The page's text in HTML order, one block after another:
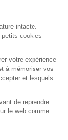
intacte.
petits cookies
votre expérience
à mémoriser vos
et lesquels
de reprendre
le web comme